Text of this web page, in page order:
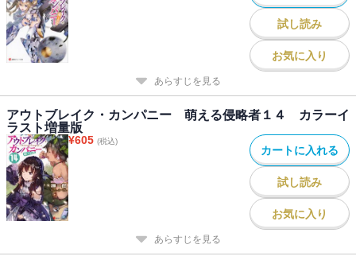
試し読み
お気に入り
あらすじを見る
アウトブレイク・カンパニー 萌える侵略者１４ カラーイ
ラスト増量版
¥605 (税込)
カートに入れる
試し読み
お気に入り
あらすじを見る